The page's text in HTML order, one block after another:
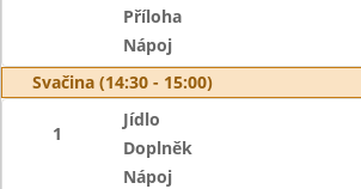
Příloha
Nápoj
Svačina (14:30 - 15:00)
1
Jídlo
Doplněk
Nápoj